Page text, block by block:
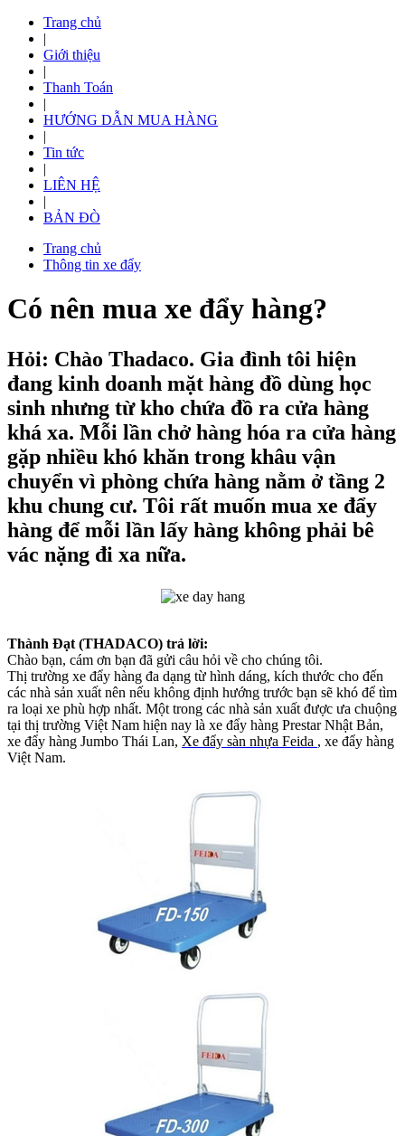
Trang chủ
|
Giới thiệu
|
Thanh Toán
|
HƯỚNG DẪN MUA HÀNG
|
Tin tức
|
LIÊN HỆ
|
BẢN ĐÒ
Trang chủ
Thông tin xe đẩy
Có nên mua xe đẩy hàng?
Hỏi: Chào Thadaco. Gia đình tôi hiện
đang kinh doanh mặt hàng đồ dùng học
sinh nhưng từ kho chứa đồ ra cửa hàng
khá xa. Mỗi lần chở hàng hóa ra cửa hàng
gặp nhiều khó khăn trong khâu vận
chuyển vì phòng chứa hàng nằm ở tầng 2
khu chung cư. Tôi rất muốn mua xe đẩy
hàng để mỗi lần lấy hàng không phải bê
vác nặng đi xa nữa.
Thành Đạt (THADACO) trả lời:
Chào bạn, cám ơn bạn đã gửi câu hỏi về cho chúng tôi.
Thị trường xe đẩy hàng đa dạng từ hình dáng, kích thước cho đến
các nhà sản xuất nên nếu không định hướng trước bạn sẽ khó để tìm
ra loại xe phù hợp nhất. Một trong các nhà sản xuất được ưa chuộng
tại thị trường Việt Nam hiện nay là xe đẩy hàng Prestar Nhật Bản,
xe đẩy hàng Jumbo Thái Lan, Xe đẩy sàn nhựa Feida , xe đẩy hàng
Việt Nam.